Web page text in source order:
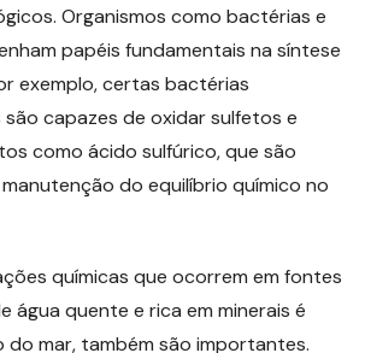
Organismos como bactérias e
papéis fundamentais na síntese
exemplo, certas bactérias
capazes de oxidar sulfetos e
como ácido sulfúrico, que são
do equilíbrio químico no
químicas que ocorrem em fontes
água quente e rica em minerais é
do mar, também são importantes.